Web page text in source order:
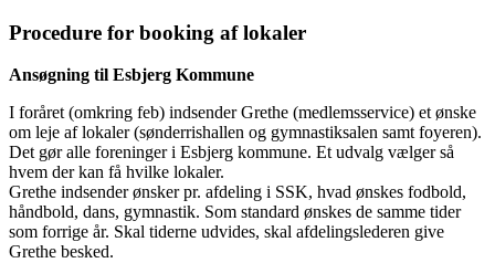
Procedure for booking af lokaler
Ansøgning til Esbjerg Kommune
I foråret (omkring feb) indsender Grethe (medlemsservice) et ønske
om leje af lokaler (sønderrishallen og gymnastiksalen samt foyeren).
Det gør alle foreninger i Esbjerg kommune. Et udvalg vælger så
hvem der kan få hvilke lokaler.
Grethe indsender ønsker pr. afdeling i SSK, hvad ønskes fodbold,
håndbold, dans, gymnastik. Som standard ønskes de samme tider
som forrige år. Skal tiderne udvides, skal afdelingslederen give
Grethe besked.